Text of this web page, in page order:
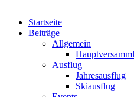
Startseite
Beiträge
Allgemein
Ausflug
Jahresausflug
Skiausflug